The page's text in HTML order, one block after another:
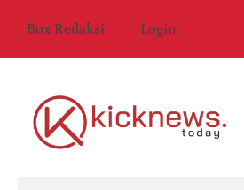
Box Redaksi Login